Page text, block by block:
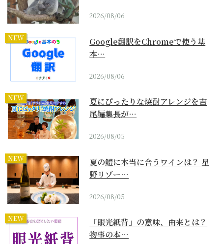
2026/08/06
NEW
Google翻訳をChromeで使う基
本…
2026/08/06
NEW
夏にぴったりな焼酎アレンジを吉
尾編集長が…
2026/08/05
NEW
夏の鱧に本当に合うワインは？ 星
野リゾー…
2026/08/05
NEW
「眼光紙背」の意味、由来とは？
物事の本…